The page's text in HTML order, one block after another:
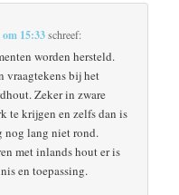
15:33schreef:
worden hersteld.
vraagtekens bij het
Zeker in zware
te krijgen en zelfs dan is
nog lang niet rond.
met inlands hout er is
en toepassing.